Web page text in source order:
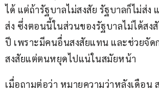
ได้ แต่ถ้ารัฐบาลไม่สงสัย รัฐบาลก็ไม่ส่ง
ส่ง ซึ่งตอนนี้ในส่วนของรัฐบาลไม่ได้สง
ปี เพราะมีคนอื่นสงสัยแทน และช่วยจัด
สงสัยแต่ตนหยุดไปแน่ในสมัยหน้า
เมื่อถามต่อว่า หมายความว่าหลังเดือน